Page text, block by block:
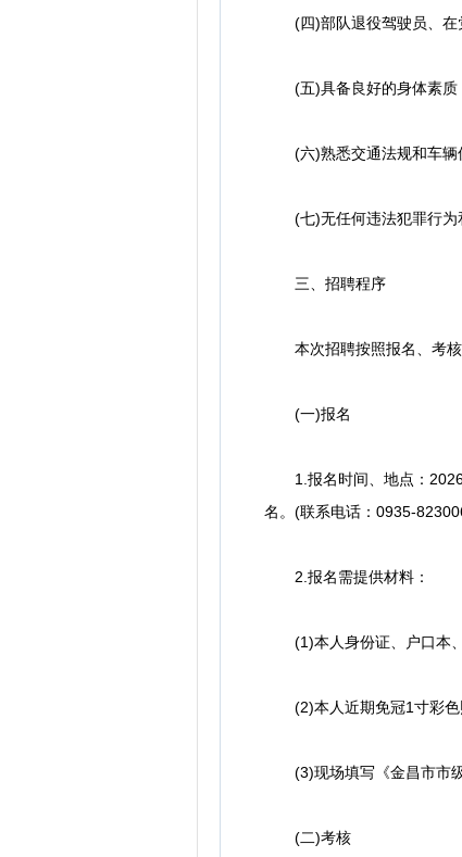
(四)部队退役驾驶员、在
(五)具备良好的身体素质
(六)熟悉交通法规和车辆
(七)无任何违法犯罪行为
三、招聘程序
本次招聘按照报名、考核
(一)报名
1.报名时间、地点：2026
名。(联系电话：0935-
2.报名需提供材料：
(1)本人身份证、户口本、
(2)本人近期免冠1寸彩色
(3)现场填写《金昌市市级
(二)考核